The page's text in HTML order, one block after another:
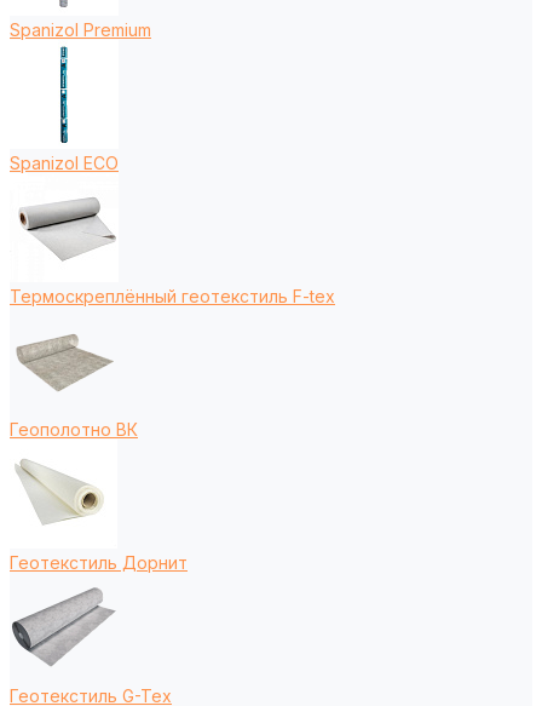
Spanizol Premium
Spanizol ECO
Термоскреплённый геотекстиль F-tex
Геополотно ВК
Геотекстиль Дорнит
Геотекстиль G-Tex